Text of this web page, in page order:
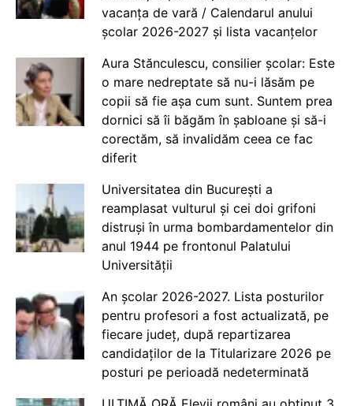
vacanța de vară / Calendarul anului
școlar 2026-2027 și lista vacanțelor
Aura Stănculescu, consilier școlar: Este
o mare nedreptate să nu-i lăsăm pe
copii să fie așa cum sunt. Suntem prea
dornici să îi băgăm în șabloane și să-i
corectăm, să invalidăm ceea ce fac
diferit
Universitatea din București a
reamplasat vulturul și cei doi grifoni
distruși în urma bombardamentelor din
anul 1944 pe frontonul Palatului
Universității
An școlar 2026-2027. Lista posturilor
pentru profesori a fost actualizată, pe
fiecare județ, după repartizarea
candidaților de la Titularizare 2026 pe
posturi pe perioadă nedeterminată